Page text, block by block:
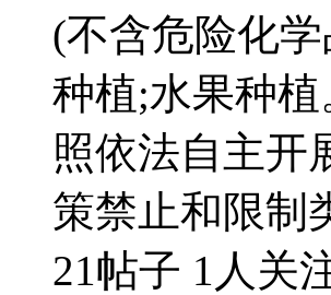
(不含危险化
种植;水果种
照依法自主开
策禁止和限制
21帖子 1人关